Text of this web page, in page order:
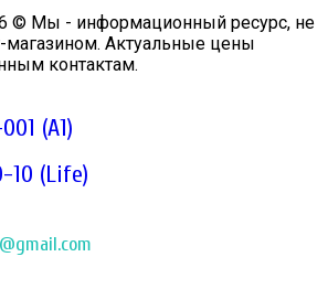
© Мы - информационный ресурс, не
магазином. Актуальные цены
контактам.
(A1)
10 (Life)